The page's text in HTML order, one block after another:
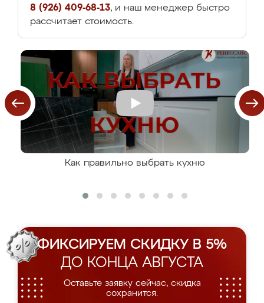
8 (926) 409-68-13, и наш менеджер быстро
рассчитает стоимость.
Как правильно выбрать кухню
ФИКСИРУЕМ СКИДКУ В 5%
ДО КОНЦА АВГУСТА
Оставьте заявку сейчас, скидка
сохранится.